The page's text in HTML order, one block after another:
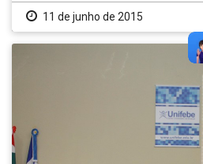
11 de junho de 2015